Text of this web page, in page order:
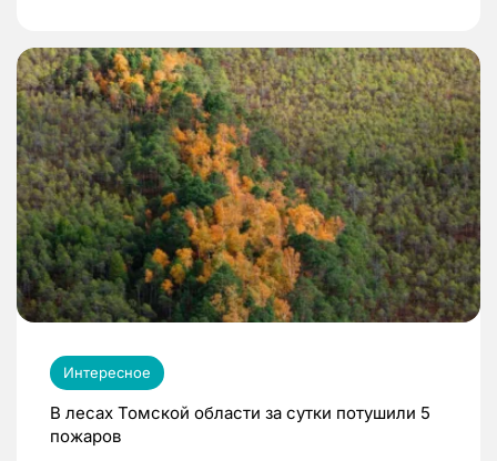
Интересное
В лесах Томской области за сутки потушили 5
пожаров